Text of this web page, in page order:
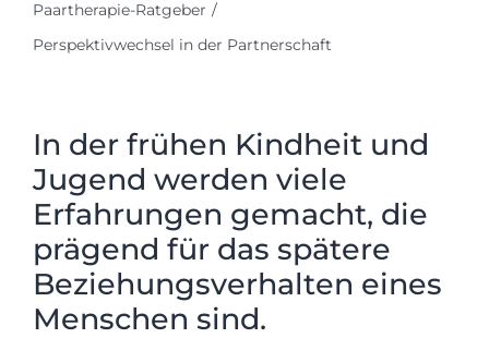
Paartherapie-Ratgeber
Perspektivwechsel in der Partnerschaft
In der frühen Kindheit und
Jugend werden viele
Erfahrungen gemacht, die
prägend für das spätere
Beziehungsverhalten eines
Menschen sind.